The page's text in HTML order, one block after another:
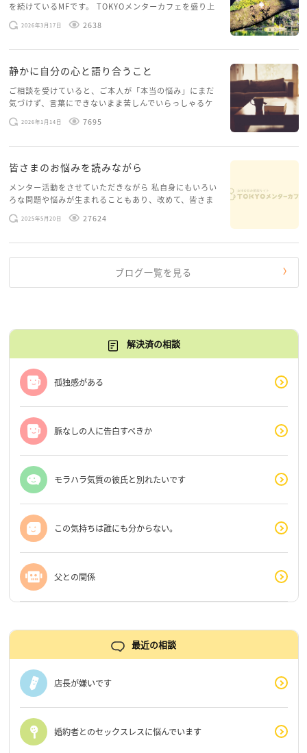
を続けているMFです。 TOKYOメンターカフェを盛り上
げたいという想いから、勇気を出して初めてブログを投
稿してみようと思います。少し自分のことを書いてみま
2026年3月17日 2638
静かに自分の心と語り合うこと
ご相談を受けていると、ご本人が「本当の悩み」にまだ
気づけず、言葉にできないまま苦しんでいらっしゃるケ
ースがありますお悩みというのは、心の深いところ（深
層心理）に触れることで、まったく違う角度から解決の
2026年1月14日 7695
皆さまのお悩みを読みながら
メンター活動をさせていただきながら 私自身にもいろい
ろな問題や悩みが生まれることもあり、改めて、皆さま
のお悩みを読みながら 「みんな、もがいてる。わたし
だけじゃないんだな」と、逆に励まされるような日々で
2025年5月20日 27624
ブログ一覧を見る
解決済の相談
孤独感がある
脈なしの人に告白すべきか
モラハラ気質の彼氏と別れたいです
この気持ちは誰にも分からない。
父との関係
最近の相談
店長が嫌いです
婚約者とのセックスレスに悩んでいます